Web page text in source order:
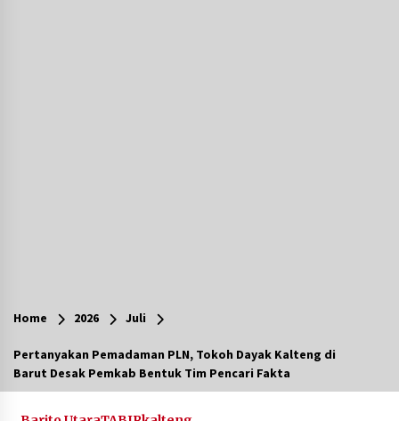
Balangan Boyong Trofi Juara Pertama Lomba
B2SA Kalsel
Tingkatkan SDM Lokal, BIS Group Luncurkan
Program Pelatihan Operator Alat Berat GTO
Agustus 6, 2026
Home 2026 Juli
Pertanyakan Pemadaman PLN, Tokoh Dayak Kalteng di
Barut Desak Pemkab Bentuk Tim Pencari Fakta